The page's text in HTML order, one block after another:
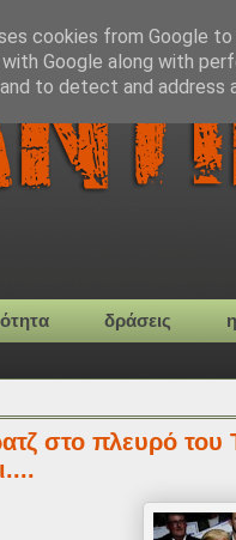
δράσεις
στο πλευρό του
cookies from Google
with Google along with
to detect and address